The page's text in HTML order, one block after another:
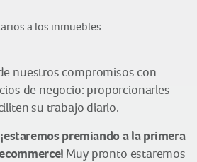
a los inmuebles.
nuestros compromisos con
de negocio: proporcionarles
su trabajo diario.
¡estaremos premiando a la primera
Muy pronto estaremos